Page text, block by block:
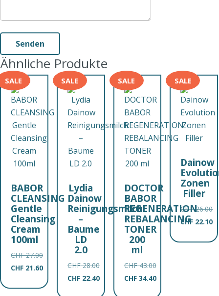
Ähnliche Produkte
SALE
BABOR
CLEANSING
Gentle
Cleansing
Cream
100ml
CHF27.00
Ursprünglicher
CHF 21.60
Aktueller
SALE
Lydia
Dainow
Reinigungsmilch
–
Baume
LD
2.0
CHF28.00
Ursprünglicher
CHF22.40
Aktueller
SALE
DOCTOR
BABOR
REGENERATION
REBALANCING
TONER
200
ml
CHF43.00
Ursprünglicher
CHF34.40
Aktueller
SALE
Dainow
Zonen
Filler
CHF26.00
CHF 22.10